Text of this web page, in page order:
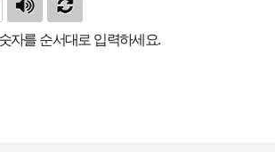
자를 순서대로 입력하세요.